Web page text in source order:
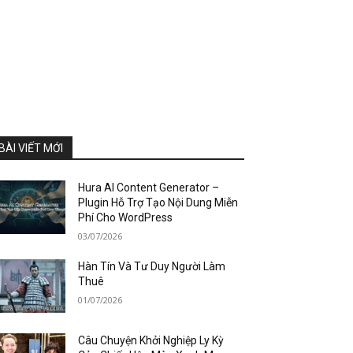
VIẾT MỚI
Hura AI Content Generator –
Plugin Hỗ Trợ Tạo Nội Dung Miễn
Phí Cho WordPress
03/07/2026
Hàn Tín Và Tư Duy Người Làm
Thuê
01/07/2026
Câu Chuyện Khởi Nghiệp Ly Kỳ